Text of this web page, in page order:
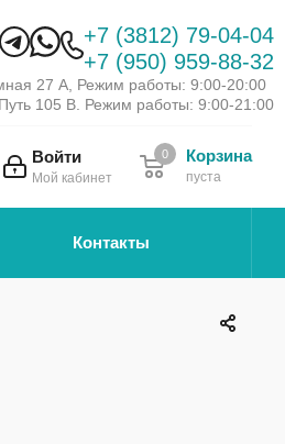
+7 (3812) 79-04-04
+7 (950) 959-88-32
27 А, Режим работы: 9:00-20:00
105 В. Режим работы: 9:00-21:00
Войти
Мой кабинет
Корзина
пуста
0
Контакты